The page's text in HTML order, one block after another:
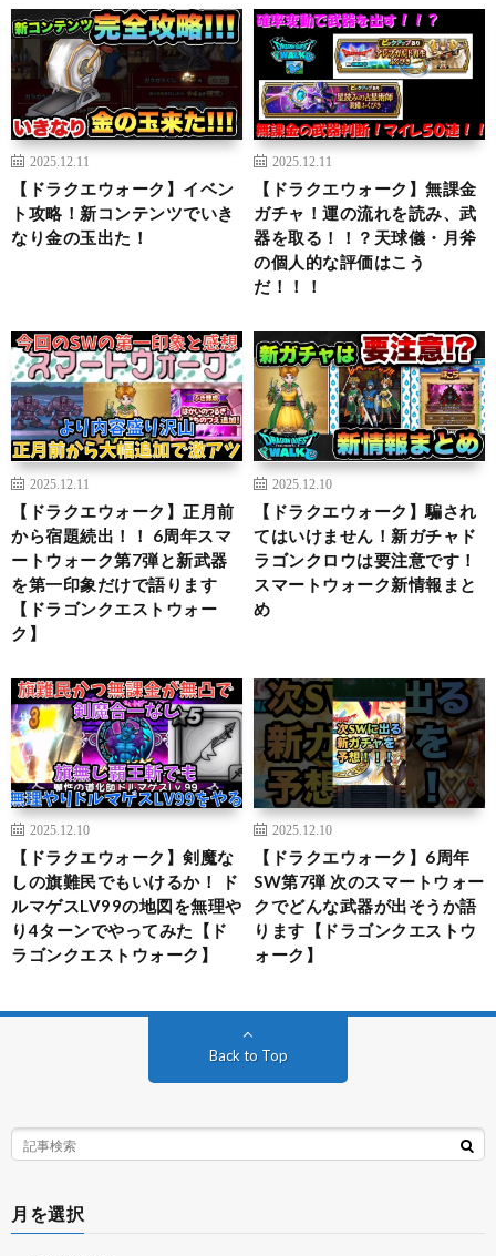
2025.12.11
【ドラクエウォーク】イベン
ト攻略！新コンテンツでいき
なり金の玉出た！
2025.12.11
【ドラクエウォーク】無課金
ガチャ！運の流れを読み、武
器を取る！！？天球儀・月斧
の個人的な評価はこう
だ！！！
2025.12.11
【ドラクエウォーク】正月前
から宿題続出！！ 6周年スマ
ートウォーク第7弾と新武器
を第一印象だけで語ります
【ドラゴンクエストウォー
ク】
2025.12.10
【ドラクエウォーク】騙され
てはいけません！新ガチャド
ラゴンクロウは要注意です！
スマートウォーク新情報まと
め
2025.12.10
【ドラクエウォーク】剣魔な
しの旗難民でもいけるか！ ド
ルマゲスLV99の地図を無理や
り4ターンでやってみた【ド
ラゴンクエストウォーク】
2025.12.10
【ドラクエウォーク】6周年
SW第7弾 次のスマートウォー
クでどんな武器が出そうか語
ります【ドラゴンクエストウ
ォーク】
Back to Top
月を選択